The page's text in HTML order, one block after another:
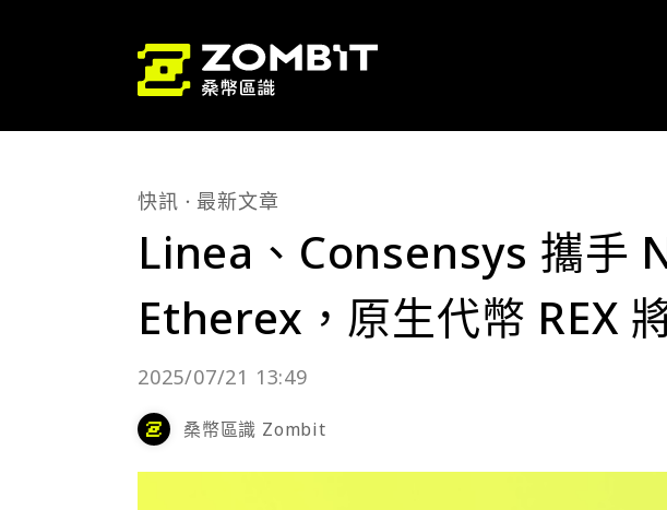
快訊 最新文章
Linea、Consensys 攜手
Etherex，原生代幣 REX
2025/07/21 13:49
桑幣區識 Zombit